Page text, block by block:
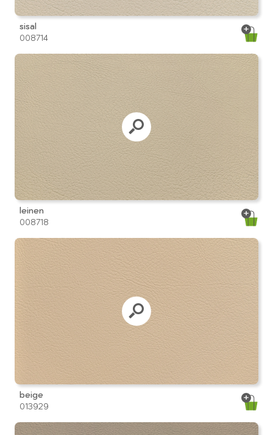
sisal
008714
leinen
008718
beige
013929